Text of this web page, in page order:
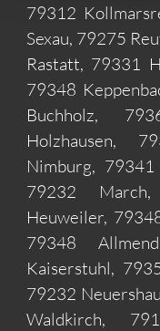
79312
Sexau, 79275
Rastatt, 79331
79348
Buchholz,
Holzhausen,
Nimburg, 79341
79232
Heuweiler,
79348
Kaiserstuhl,
79232
Waldkirch,